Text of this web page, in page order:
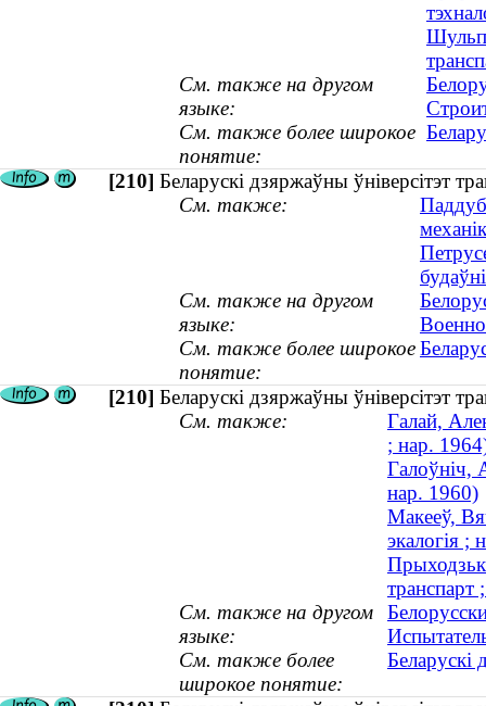
См. также на другом
языке:
См. также более широкое
понятие:
[210] Беларускі дзяржаўны ўніверсітэт
См. также:
См. также на другом
языке:
См. также более широкое
понятие:
[210] Беларускі дзяржаўны ўніверсітэт
См. также:
Галай,
; нар.
Галоўніч,
нар. 1960)
Макееў,
экалогія ;
транспарт
См. также на другом
языке:
См. также более
широкое понятие:
Беларускі